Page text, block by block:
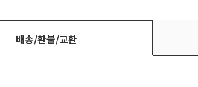
배송/환불/교환